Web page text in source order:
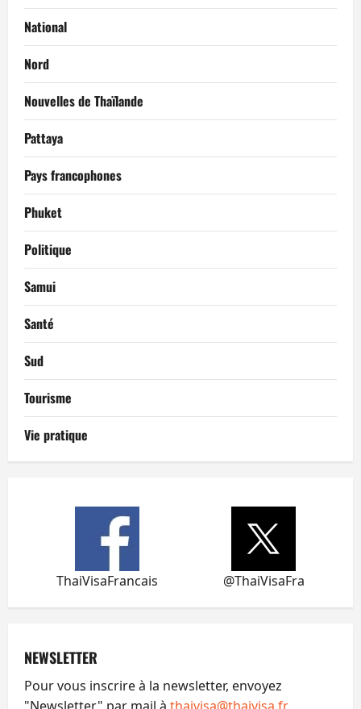
National
Nord
Nouvelles de Thaïlande
Pattaya
Pays francophones
Phuket
Politique
Samui
Santé
Sud
Tourisme
Vie pratique
ThaiVisaFrancais @ThaiVisaFra
NEWSLETTER
Pour vous inscrire à la newsletter, envoyez